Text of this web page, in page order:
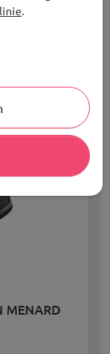
MENARD
.